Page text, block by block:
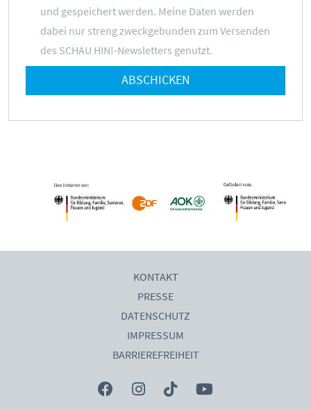
und gespeichert werden. Meine Daten werden
dabei nur streng zweckgebunden zum Versenden
des SCHAU HIN!-Newsletters genutzt.
ABSCHICKEN
KONTAKT
PRESSE
DATENSCHUTZ
IMPRESSUM
BARRIEREFREIHEIT